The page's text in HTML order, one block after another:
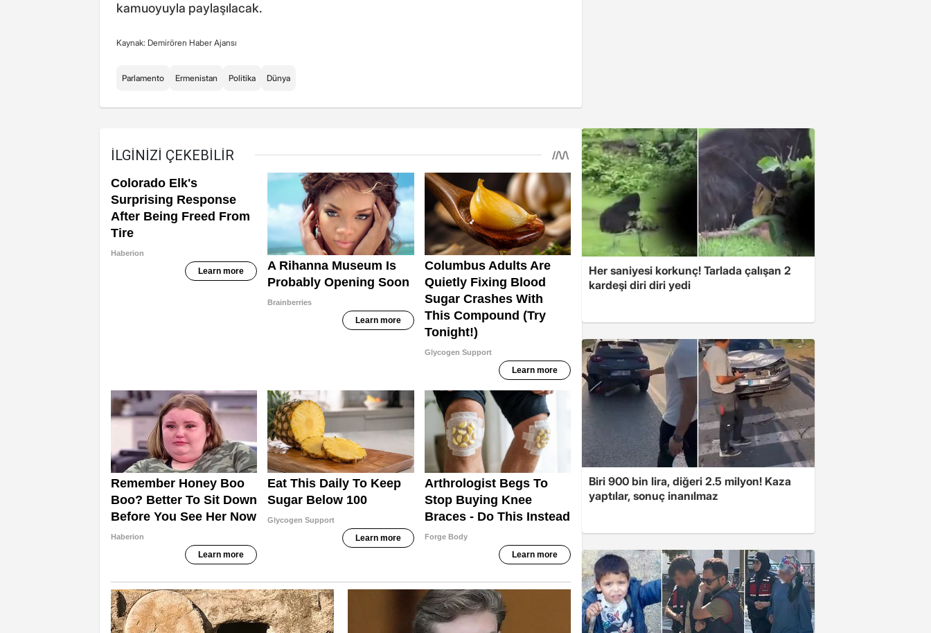
kamuoyuyla paylaşılacak.
Kaynak: Demirören Haber Ajansı
Parlamento Ermenistan Politika Dünya
Her saniyesi korkunç! Tarlada çalışan 2
kardeşi diri diri yedi
Biri 900 bin lira, diğeri 2.5 milyon! Kaza
yaptılar, sonuç inanılmaz